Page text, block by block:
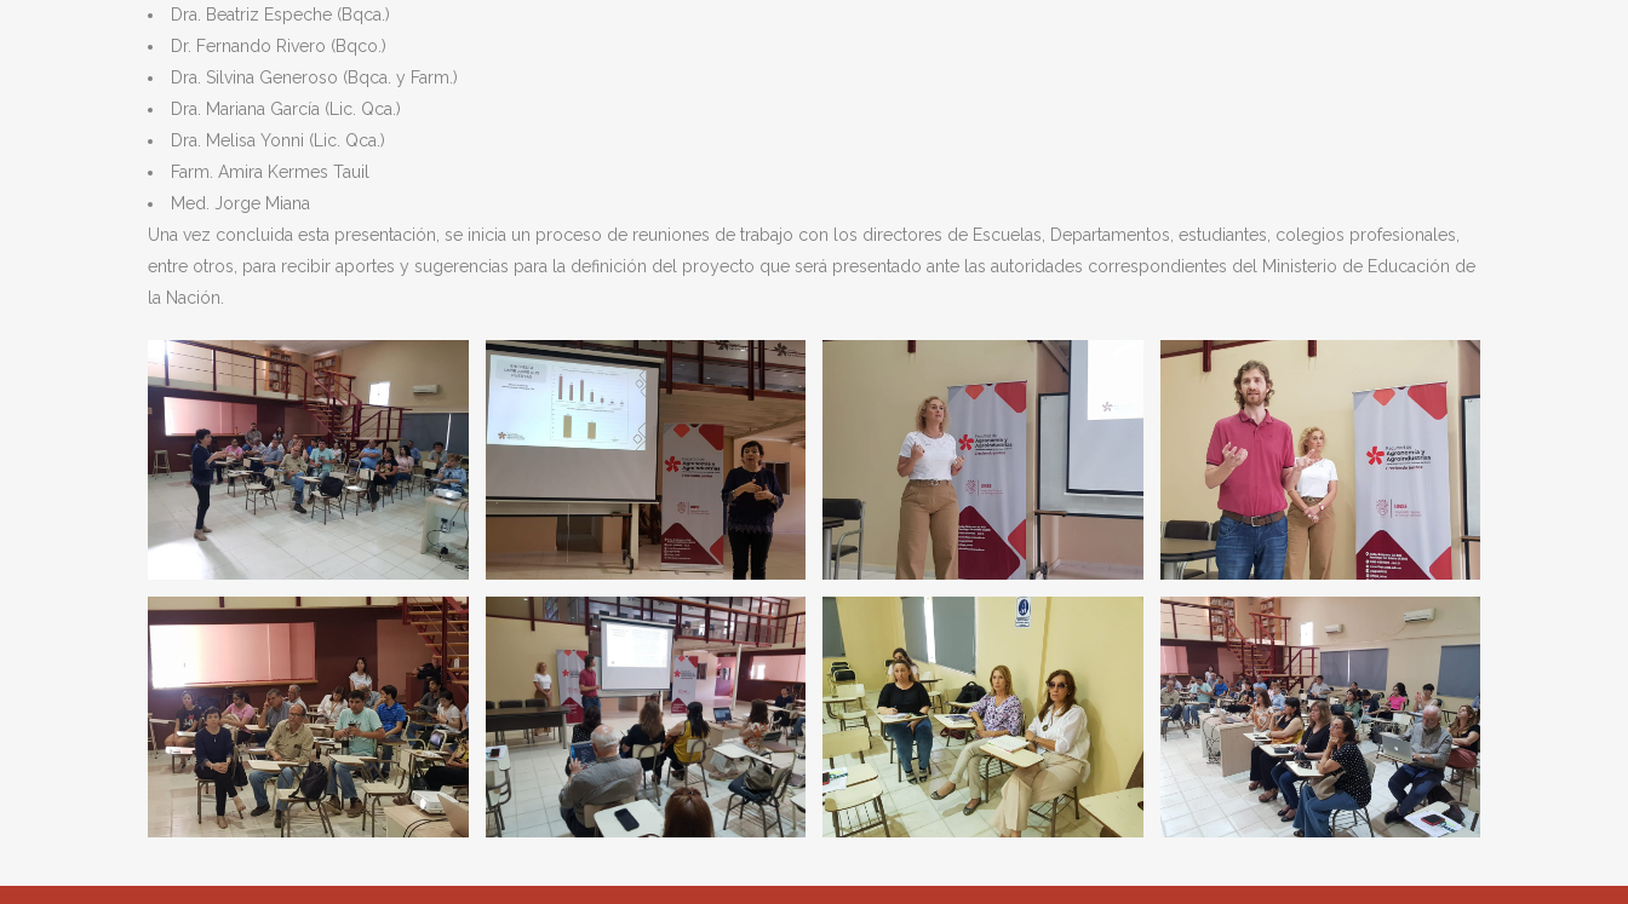
Dra. Beatriz Espeche (Bqca.)
Dr. Fernando Rivero (Bqco.)
Dra. Silvina Generoso (Bqca. y Farm.)
Dra. Mariana García (Lic. Qca.)
Dra. Melisa Yonni (Lic. Qca.)
Farm. Amira Kermes Tauil
Med. Jorge Miana
Una vez concluida esta presentación, se inicia un proceso de reuniones de trabajo con los directores de Escuelas, Departamentos, estudiantes, colegios profesionales,
entre otros, para recibir aportes y sugerencias para la definición del proyecto que será presentado ante las autoridades correspondientes del Ministerio de Educación de
la Nación.